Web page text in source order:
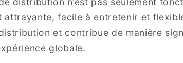
attrayante, facile à entretenir et
et contribue de manière
globale.